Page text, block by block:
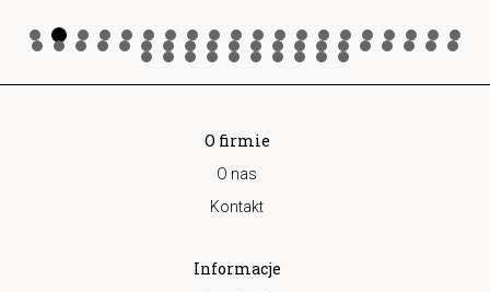
O firmie
O nas
Kontakt
Informacje